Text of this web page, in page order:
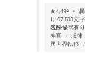
★4,499
1,167,503文字
残酷描写有り
神官 戒律
異世界転移